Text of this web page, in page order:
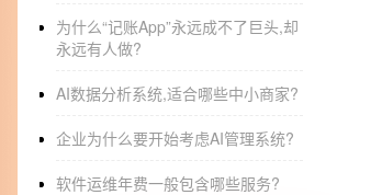
理信息、我收藏的商品信息、网站发给我的
费。 其他辅助功能：店铺导航、显示实体店
APP公司：电商APP开发功能解析
APP开发公司解析移动电子商城APP软件功能
统：商品列表、商品展示、商品描述、用户
为什么“记账App”永远成不了巨头,却
永远有人做?
AI数据分析系统,适合哪些中小商家?
企业为什么要开始考虑AI管理系统?
软件运维年费一般包含哪些服务?